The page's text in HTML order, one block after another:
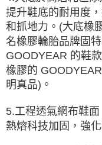
提升鞋底的耐用度
和抓地力。(大底橡
名橡膠輪胎品牌固
GOODYEAR 的鞋
橡膠的
明真品)。
5.工程透氣網布鞋
熱熔科技加固，強化